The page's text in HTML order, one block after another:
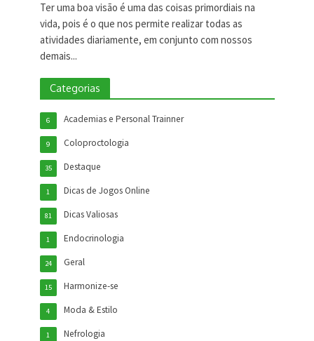
Ter uma boa visão é uma das coisas primordiais na
vida, pois é o que nos permite realizar todas as
atividades diariamente, em conjunto com nossos
demais...
Categorias
Academias e Personal Trainner
6
Coloproctologia
9
Destaque
35
Dicas de Jogos Online
1
Dicas Valiosas
81
Endocrinologia
1
Geral
24
Harmonize-se
15
Moda & Estilo
4
Nefrologia
1